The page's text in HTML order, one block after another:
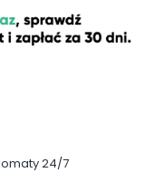
24/7